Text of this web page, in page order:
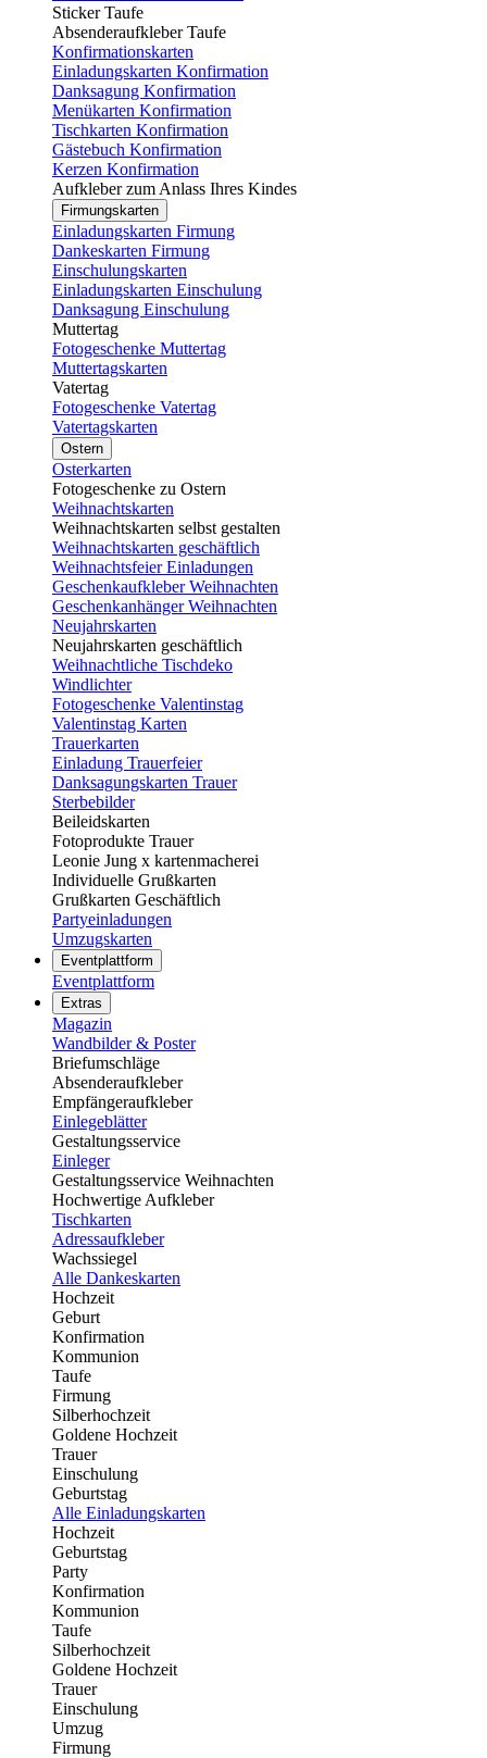
Sticker Taufe
Absenderaufkleber Taufe
Konfirmationskarten
Einladungskarten Konfirmation
Danksagung Konfirmation
Menükarten Konfirmation
Tischkarten Konfirmation
Gästebuch Konfirmation
Kerzen Konfirmation
Aufkleber zum Anlass Ihres Kindes
Firmungskarten
Einladungskarten Firmung
Dankeskarten Firmung
Einschulungskarten
Einladungskarten Einschulung
Danksagung Einschulung
Muttertag
Fotogeschenke Muttertag
Muttertagskarten
Vatertag
Fotogeschenke Vatertag
Vatertagskarten
Ostern
Osterkarten
Fotogeschenke zu Ostern
Weihnachtskarten
Weihnachtskarten selbst gestalten
Weihnachtskarten geschäftlich
Weihnachtsfeier Einladungen
Geschenkaufkleber Weihnachten
Geschenkanhänger Weihnachten
Neujahrskarten
Neujahrskarten geschäftlich
Weihnachtliche Tischdeko
Windlichter
Fotogeschenke Valentinstag
Valentinstag Karten
Trauerkarten
Einladung Trauerfeier
Danksagungskarten Trauer
Sterbebilder
Beileidskarten
Fotoprodukte Trauer
Leonie Jung x kartenmacherei
Individuelle Grußkarten
Grußkarten Geschäftlich
Partyeinladungen
Umzugskarten
Eventplattform
Eventplattform
Extras
Magazin
Wandbilder & Poster
Briefumschläge
Absenderaufkleber
Empfängeraufkleber
Einlegeblätter
Gestaltungsservice
Einleger
Gestaltungsservice Weihnachten
Hochwertige Aufkleber
Tischkarten
Adressaufkleber
Wachssiegel
Alle Dankeskarten
Hochzeit
Geburt
Konfirmation
Kommunion
Taufe
Firmung
Silberhochzeit
Goldene Hochzeit
Trauer
Einschulung
Geburtstag
Alle Einladungskarten
Hochzeit
Geburtstag
Party
Konfirmation
Kommunion
Taufe
Silberhochzeit
Goldene Hochzeit
Trauer
Einschulung
Umzug
Firmung